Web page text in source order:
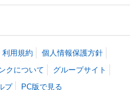
利用規約
個人情報保護方針
クについて
グループサイト
プ PC版で見る